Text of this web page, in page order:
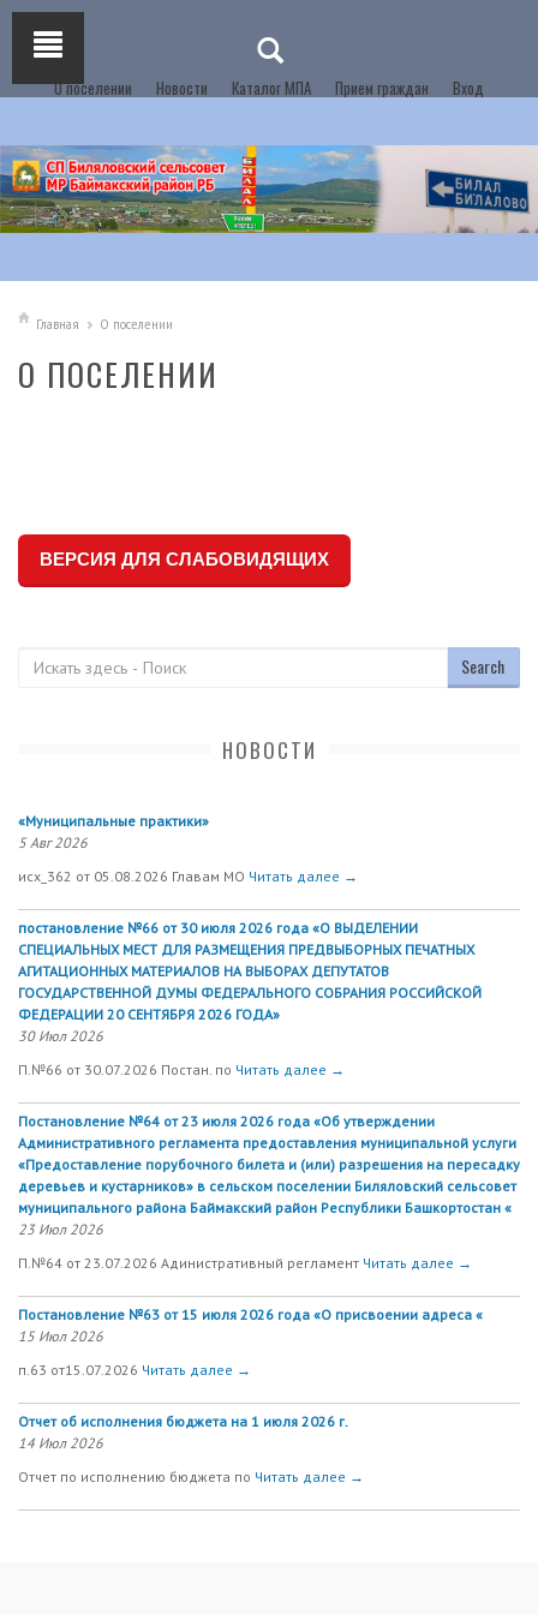
О поселении Новости Каталог МПА Прием граждан Вход
Главная О поселении
О ПОСЕЛЕНИИ
ВЕРСИЯ ДЛЯ СЛАБОВИДЯЩИХ
НОВОСТИ
«Муниципальные практики»
5 Авг 2026
исх_362 от 05.08.2026 Главам МО Читать далее →
постановление №66 от 30 июля 2026 года «О ВЫДЕЛЕНИИ
СПЕЦИАЛЬНЫХ МЕСТ ДЛЯ РАЗМЕЩЕНИЯ ПРЕДВЫБОРНЫХ ПЕЧАТНЫХ
АГИТАЦИОННЫХ МАТЕРИАЛОВ НА ВЫБОРАХ ДЕПУТАТОВ
ГОСУДАРСТВЕННОЙ ДУМЫ ФЕДЕРАЛЬНОГО СОБРАНИЯ РОССИЙСКОЙ
ФЕДЕРАЦИИ 20 СЕНТЯБРЯ 2026 ГОДА»
30 Июл 2026
П.№66 от 30.07.2026 Постан. по Читать далее →
Постановление №64 от 23 июля 2026 года «Об утверждении
Административного регламента предоставления муниципальной услуги
«Предоставление порубочного билета и (или) разрешения на пересадку
деревьев и кустарников» в сельском поселении Биляловский сельсовет
муниципального района Баймакский район Республики Башкортостан «
23 Июл 2026
П.№64 от 23.07.2026 Адинистративный регламент Читать далее →
Постановление №63 от 15 июля 2026 года «О присвоении адреса «
15 Июл 2026
п.63 от15.07.2026 Читать далее →
Отчет об исполнения бюджета на 1 июля 2026 г.
14 Июл 2026
Отчет по исполнению бюджета по Читать далее →